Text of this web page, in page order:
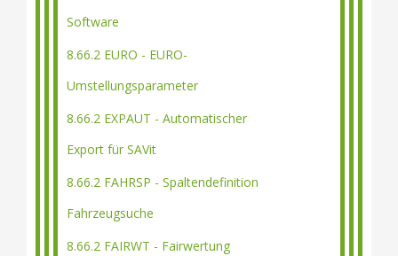
Software
8.66.2 EURO - EURO-
Umstellungsparameter
8.66.2 EXPAUT - Automatischer
Export für SAVit
8.66.2 FAHRSP - Spaltendefinition
Fahrzeugsuche
8.66.2 FAIRWT - Fairwertung